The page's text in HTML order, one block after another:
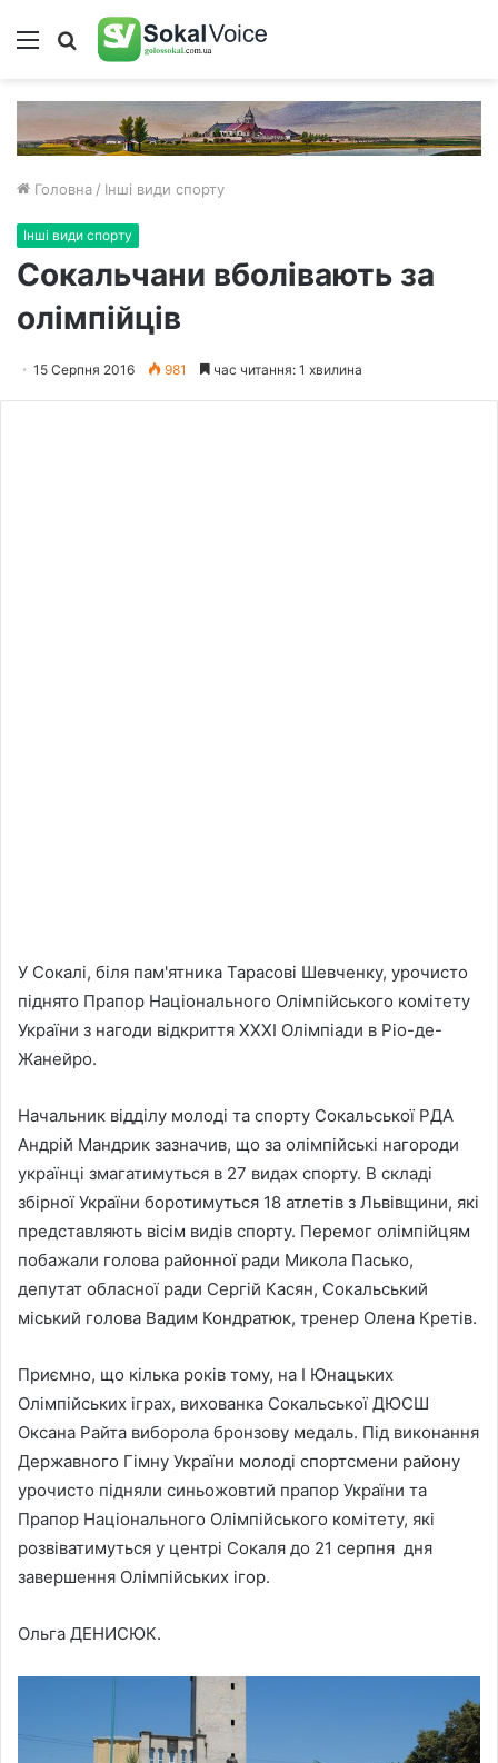
Меню Пошук
Головна / Інші види спорту
Інші види спорту
Сокальчани вболівають за
олімпійців
15 Серпня 2016 981 час читання: 1 хвилина
У Сокалі, біля пам'ятника Тарасові Шевченку, урочисто
піднято Прапор Національного Олімпійського комітету
України з нагоди відкриття ХХХІ Олімпіади в Ріо-де-
Жанейро.
Начальник відділу молоді та спорту Сокальської РДА
Андрій Мандрик зазначив, що за олімпійські нагороди
українці змагатимуться в 27 видах спорту. В складі
збірної України боротимуться 18 атлетів з Львівщини, які
представляють вісім видів спорту. Перемог олімпійцям
побажали голова районної ради Микола Пасько,
депутат обласної ради Сергій Касян, Сокальський
міський голова Вадим Кондратюк, тренер Олена Кретів.
Приємно, що кілька років тому, на І Юнацьких
Олімпійських іграх, вихованка Сокальської ДЮСШ
Оксана Райта виборола бронзову медаль. Під виконання
Державного Гімну України молоді спортсмени району
урочисто підняли синьожовтий прапор України та
Прапор Національного Олімпійського комітету, які
розвіватимуться у центрі Сокаля до 21 серпня дня
завершення Олімпійських ігор.
Ольга ДЕНИСЮК.